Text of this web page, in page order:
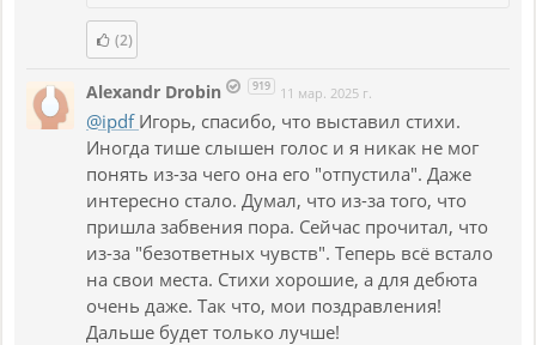
(2)
Alexandr Drobin 919 11 мар. 2025 г.
@ipdf Игорь, спасибо, что выставил стихи.
Иногда тише слышен голос и я никак не мог
понять из-за чего она его "отпустила". Даже
интересно стало. Думал, что из-за того, что
пришла забвения пора. Сейчас прочитал, что
из-за "безответных чувств". Теперь всë встало
на свои места. Стихи хорошие, а для дебюта
очень даже. Так что, мои поздравления!
Дальше будет только лучше!